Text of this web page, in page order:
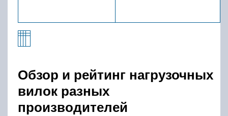
Обзор и рейтинг нагрузочных
вилок разных
производителей